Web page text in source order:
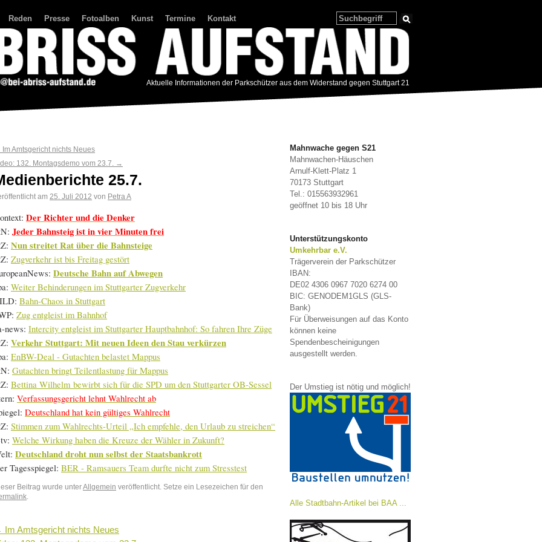
Reden Presse Fotoalben Kunst Termine Kontakt
Aktuelle Informationen der Parkschützer aus dem Widerstand gegen Stuttgart 21
Im Amtsgericht nichts Neues
132. Montagsdemo vom 23.7.
→
25.7.
am 25. Juli 2012 von Petra A
Der Richter und die Denker
Jeder Bahnsteig ist in vier Minuten frei
Nun streitet Rat über die Bahnsteige
Zugverkehr ist bis Freitag gestört
Deutsche Bahn auf Abwegen
Weiter Behinderungen im Stuttgarter Zugverkehr
Bahn-Chaos in Stuttgart
Zug entgleist im Bahnhof
news: Intercity entgleist im Stuttgarter Hauptbahnhof: So fahren Ihre Züge
Verkehr Stuttgart: Mit neuen Ideen den Stau verkürzen
EnBW-Deal - Gutachten belastet Mappus
Gutachten bringt Teilentlastung für Mappus
Bettina Wilhelm bewirbt sich für die SPD um den Stuttgarter OB-Sessel
Verfassungsgericht lehnt Wahlrecht ab
Deutschland hat kein gültiges Wahlrecht
Stimmen zum Wahlrechts-Urteil „Ich empfehle, den Urlaub zu streichen“
Welche Wirkung haben die Kreuze der Wähler in Zukunft?
Deutschland droht nun selbst der Staatsbankrott
Tagesspiegel: BER - Ramsauers Team durfte nicht zum Stresstest
Beitrag wurde unterAllgemein veröffentlicht. Setze ein Lesezeichen für den
Im Amtsgericht nichts Neues
Mahnwache gegen S21
Mahnwachen-Häuschen
Arnulf-Klett-Platz 1
70173 Stuttgart
Tel.: 015563932961
geöffnet 10 bis 18 Uhr
Unterstützungskonto
Umkehrbar e.V.
Trägerverein der Parkschützer
IBAN:
DE02 4306 0967 7020 6274 00
BIC: GENODEM1GLS (GLS-
Bank)
Für Überweisungen auf das Konto
können keine
Spendenbescheinigungen
ausgestellt werden.
Der Umstieg ist nötig und möglich!
Alle Stadtbahn-Artikel bei BAA ...